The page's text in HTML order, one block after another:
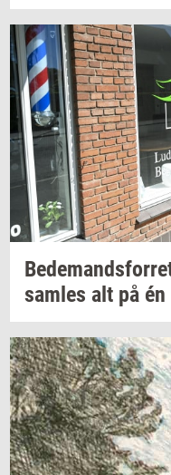
sam­les alt på én